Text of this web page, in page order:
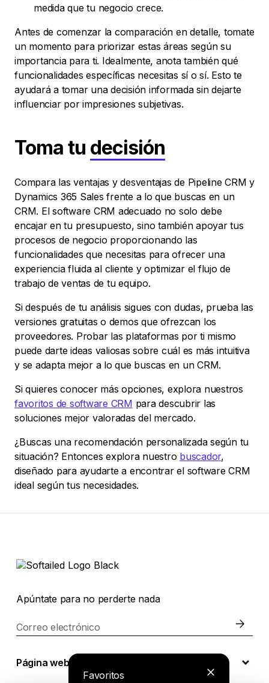
medida que tu negocio crece.
Antes de comenzar la comparación en detalle, tomate
un momento para priorizar estas áreas según su
importancia para ti. Idealmente, anota también qué
funcionalidades específicas necesitas sí o sí. Esto te
ayudará a tomar una decisión informada sin dejarte
influenciar por impresiones subjetivas.
Toma tu decisión
Compara las ventajas y desventajas de Pipeline CRM y
Dynamics 365 Sales frente a lo que buscas en un
CRM. El software CRM adecuado no solo debe
encajar en tu presupuesto, sino también apoyar tus
procesos de negocio proporcionando las
funcionalidades que necesitas para ofrecer una
experiencia fluida al cliente y optimizar el flujo de
trabajo de ventas de tu equipo.
Si después de tu análisis sigues con dudas, prueba las
versiones gratuitas o demos que ofrezcan los
proveedores. Probar las plataformas por ti mismo
puede darte ideas valiosas sobre cuál es más intuitiva
y se adapta mejor a lo que buscas en un CRM.
Si quieres conocer más opciones, explora nuestros
favoritos de software CRM para descubrir las
soluciones mejor valoradas del mercado.
¿Buscas una recomendación personalizada según tu
situación? Entonces explora nuestro buscador,
diseñado para ayudarte a encontrar el software CRM
ideal según tus necesidades.
Favoritos
Apúntate para no perderte nada
Correo electrónico
Página web